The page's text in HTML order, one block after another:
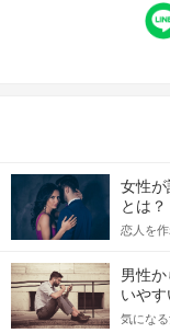
STEP5 マッチン
女性
とは？
恋人を
てアプ
格的に
をしっ
記事で
男性
いや
気にな